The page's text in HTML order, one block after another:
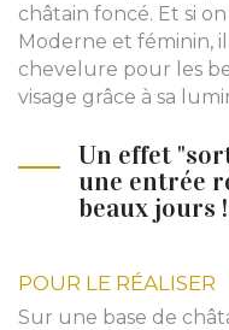
châtain foncé. Et si
Moderne et féminin,
chevelure pour les
visage grâce à sa
Un effet
une entrée
beaux jours !
POUR LE RÉALISER
Sur une base de